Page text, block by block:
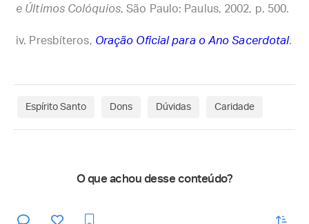
e Últimos Colóquios, São Paulo: Paulus, 2002, p. 500.
Presbíteros, Oração Oficial para o Ano Sacerdotal.
Espírito Santo Dons Dúvidas Caridade
O que achou desse conteúdo?
enviar